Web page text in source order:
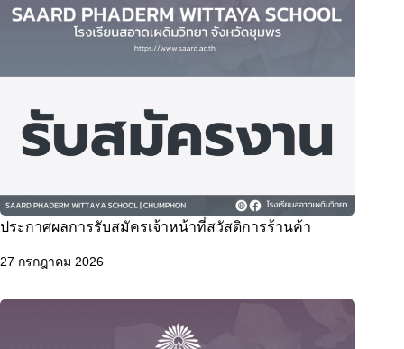
ประกาศผลการรับสมัครเจ้าหน้าที่สวัสดิการร้านค้า
27 กรกฎาคม 2026